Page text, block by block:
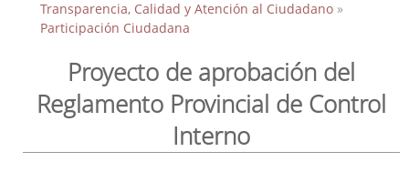
Transparencia, Calidad y Atención al Ciudadano»
Participación Ciudadana
Proyecto de aprobación del
Reglamento Provincial de Control
Interno